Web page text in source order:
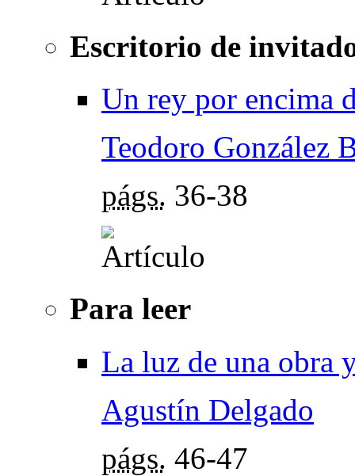
Escritorio de
Un rey por encima
Teodoro González
págs. 36-38
Para leer
La luz de una obra
Agustín Delgado
págs. 46-47